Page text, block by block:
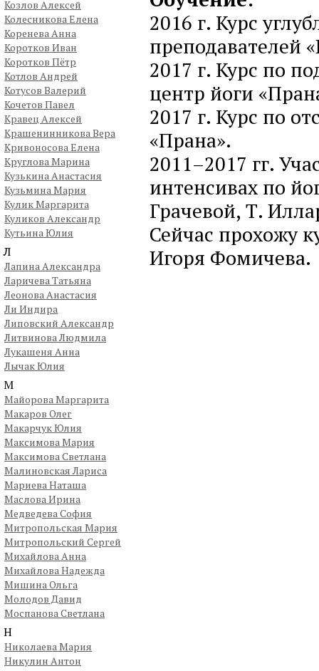
Козлов Алексей
Колесникова Елена
Коренева Анна
Коротков Иван
Коротков Пётр
Котлов Андрей
Котусов Валерий
Кочетов Павел
Кравец Алексей
Крашенинникова Вера
Кривоносова Елена
Круглова Марина
Кузькина Анастасия
Кузьмина Мария
Кулик Маргарита
Куликов Александр
Кутьина Юлия
Л
Лапина Александра
Ларичева Татьяна
Леонова Анастасия
Ли Индира
Липовский Александр
Литвинова Людмила
Лукашеня Анна
Лычак Юлия
М
Майорова Маргарита
Макаров Олег
Макарчук Юлия
Максимова Мария
Максимова Светлана
Малиновская Лариса
Мариева Наташа
Маслова Ирина
Медведева София
Митропольская Мария
Митропольский Сергей
Михайлова Анна
Михайлова Надежда
Мишина Ольга
Молодов Давид
Моспанова Светлана
Н
Николаева Мария
Никулин Антон
2016 г. Курс
преподавателей
2017 г. Курс по
центр йоги
2017 г. Курс по
«Прана».
2011–2017 гг.
интенсивах по
Грачевой, Т.
Сейчас прохожу
Игоря Фомичева.